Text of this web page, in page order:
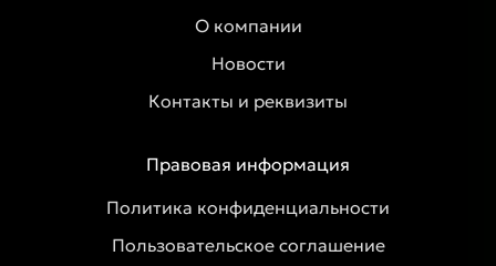
О компании
Новости
Контакты и реквизиты
Правовая информация
Политика конфиденциальности
Пользовательское соглашение